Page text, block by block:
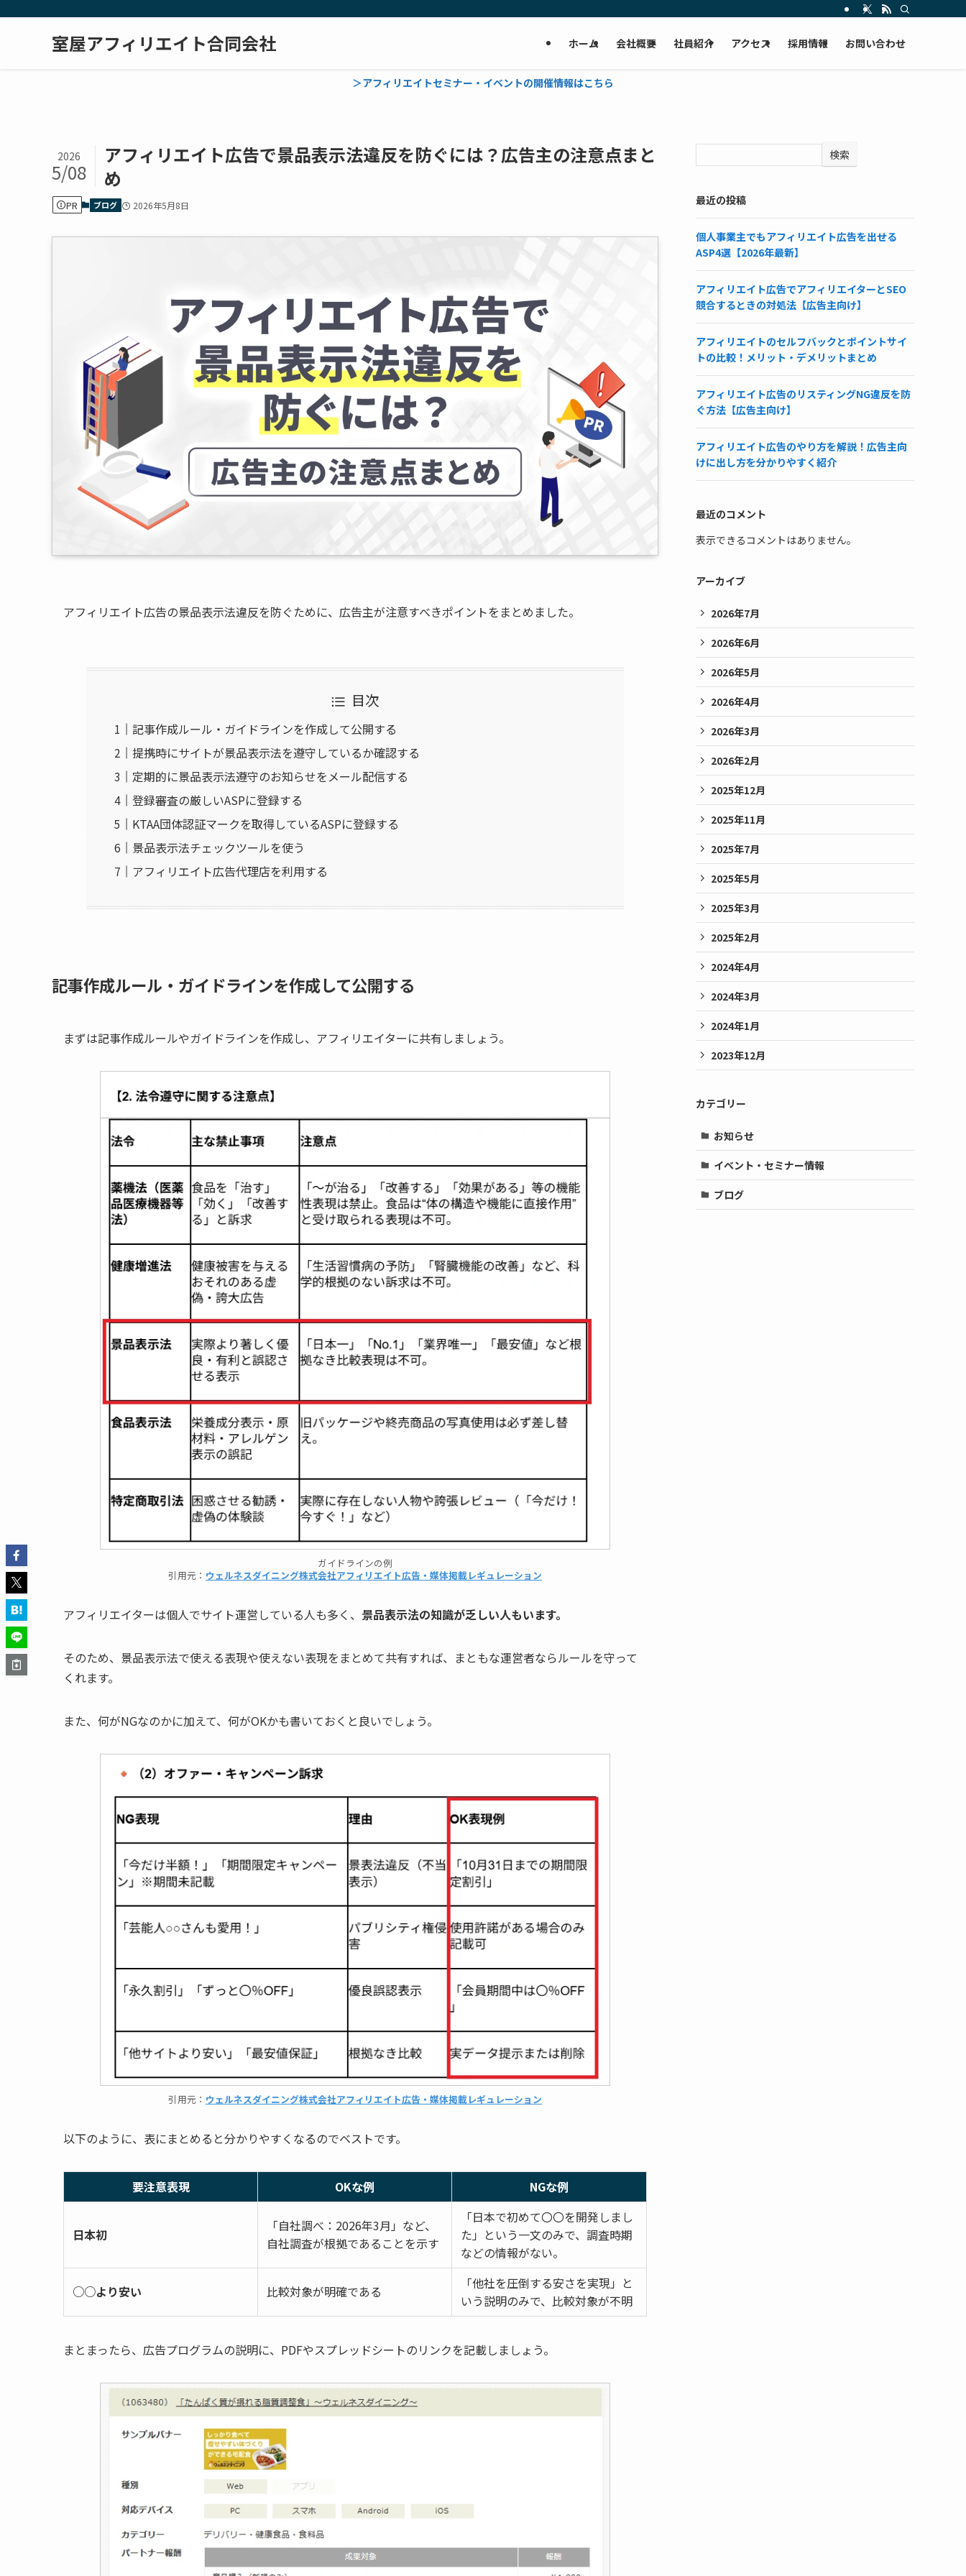
室屋アフィリエイト合同会社 ホーム 会社概要 社員紹介 アクセス 採用情報 お問い合わせ
＞アフィリエイトセミナー・イベントの開催情報はこちら
アフィリエイト広告で景品表示法違反を防ぐには？広告主の注意点まと
め
2026
5/08
PR ブログ 2026年5月8日
アフィリエイト広告の景品表示法違反を防ぐために、広告主が注意すべきポイントをまとめました。
目次
記事作成ルール・ガイドラインを作成して公開する
提携時にサイトが景品表示法を遵守しているか確認する
定期的に景品表示法遵守のお知らせをメール配信する
登録審査の厳しいASPに登録する
KTAA団体認証マークを取得しているASPに登録する
景品表示法チェックツールを使う
アフィリエイト広告代理店を利用する
記事作成ルール・ガイドラインを作成して公開する
まずは記事作成ルールやガイドラインを作成し、アフィリエイターに共有しましょう。
ガイドラインの例
引用元： ウェルネスダイニング株式会社アフィリエイト広告・媒体掲載レギュレーション
アフィリエイターは個人でサイト運営している人も多く、 景品表示法の知識が乏しい人もいます。
そのため、景品表示法で使える表現や使えない表現をまとめて共有すれば、まともな運営者ならルールを守って
くれます。
また、何がNGなのかに加えて、何がOKかも書いておくと良いでしょう。
引用元： ウェルネスダイニング株式会社アフィリエイト広告・媒体掲載レギュレーション
以下のように、表にまとめると分かりやすくなるのでベストです。
要注意表現 OKな例 NGな例
日本初
「自社調べ：2026年3月」など、
自社調査が根拠であることを示す
「日本で初めて〇〇を開発しまし
た」という一文のみで、調査時期
などの情報がない。
○○より安い 比較対象が明確である
「他社を圧倒する安さを実現」と
いう説明のみで、比較対象が不明
まとまったら、広告プログラムの説明に、PDFやスプレッドシートのリンクを記載しましょう。
検索
最近の投稿
個人事業主でもアフィリエイト広告を出せる
ASP4選【2026年最新】
アフィリエイト広告でアフィリエイターとSEO
競合するときの対処法【広告主向け】
アフィリエイトのセルフバックとポイントサイ
トの比較！メリット・デメリットまとめ
アフィリエイト広告のリスティングNG違反を防
ぐ方法【広告主向け】
アフィリエイト広告のやり方を解説！広告主向
けに出し方を分かりやすく紹介
最近のコメント
表示できるコメントはありません。
アーカイブ
2026年7月
2026年6月
2026年5月
2026年4月
2026年3月
2026年2月
2025年12月
2025年11月
2025年7月
2025年5月
2025年3月
2025年2月
2024年4月
2024年3月
2024年1月
2023年12月
カテゴリー
お知らせ
イベント・セミナー情報
ブログ